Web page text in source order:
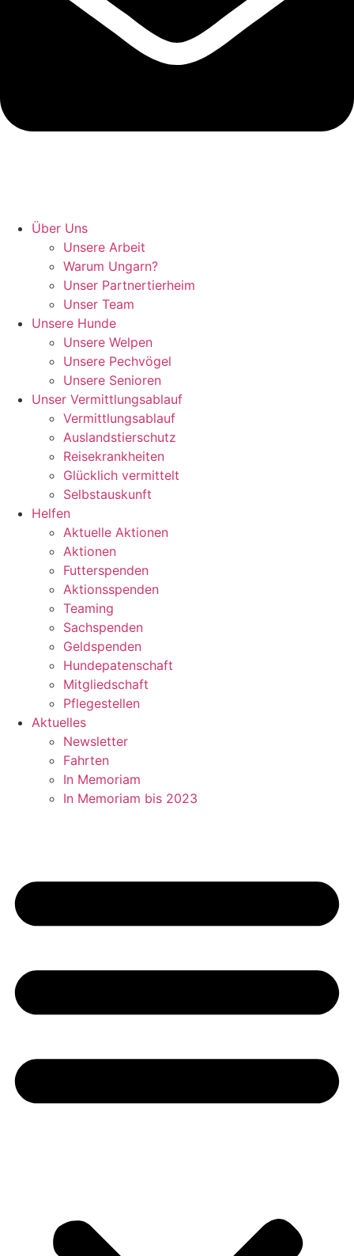
Über Uns
Unsere Arbeit
Warum Ungarn?
Unser Partnertierheim
Unser Team
Unsere Hunde
Unsere Welpen
Unsere Pechvögel
Unsere Senioren
Unser Vermittlungsablauf
Vermittlungsablauf
Auslandstierschutz
Reisekrankheiten
Glücklich vermittelt
Selbstauskunft
Helfen
Aktuelle Aktionen
Aktionen
Futterspenden
Aktionsspenden
Teaming
Sachspenden
Geldspenden
Hundepatenschaft
Mitgliedschaft
Pflegestellen
Aktuelles
Newsletter
Fahrten
In Memoriam
In Memoriam bis 2023